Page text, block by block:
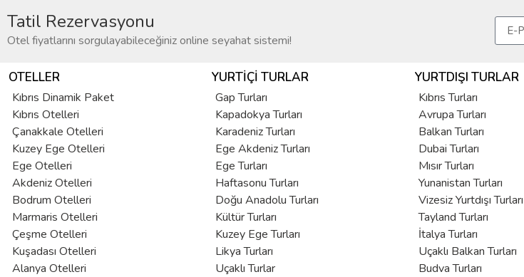
Tatil Rezervasyonu
Otel fiyatlarını sorgulayabileceğiniz online seyahat sistemi!
OTELLER
Kıbrıs Dinamik Paket
Kıbrıs Otelleri
Çanakkale Otelleri
Kuzey Ege Otelleri
Ege Otelleri
Akdeniz Otelleri
Bodrum Otelleri
Marmaris Otelleri
Çeşme Otelleri
Kuşadası Otelleri
Alanya Otelleri
YURTIÇI TURLAR
Gap Turları
Kapadokya Turları
Karadeniz Turları
Ege Akdeniz Turları
Ege Turları
Haftasonu Turları
Doğu Anadolu Turları
Kültür Turları
Kuzey Ege Turları
Likya Turları
Uçaklı Turlar
YURTDIŞI TURLAR
Kıbrıs Turları
Avrupa Turları
Balkan Turları
Dubai Turları
Mısır Turları
Yunanistan Turları
Vizesiz Yurtdışı Turları
Tayland Turları
İtalya Turları
Uçaklı Balkan Turları
Budva Turları